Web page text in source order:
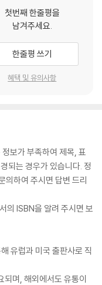
첫번째 한줄평을
남겨주세요.
한줄평 쓰기
혜택 및 유의사항
보가 부족하여 제목, 표
되는 경우가 있습니다. 정
의하여 주시면 답변 드리
의 ISBN을 알려 주시면 보
유럽과 미국 출판사로 직
며, 해외에서도 유통이